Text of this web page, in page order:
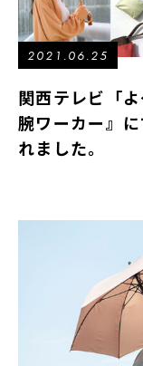
2021.06.25
関西テレビ「
腕ワーカー』
れました。